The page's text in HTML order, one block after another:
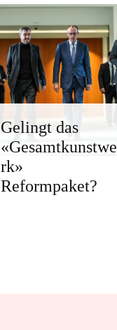
Gelingt das
«Gesamtkunstwe
rk»
Reformpaket?